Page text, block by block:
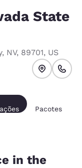
State
, NV, 89701, US
Pacotes
in the